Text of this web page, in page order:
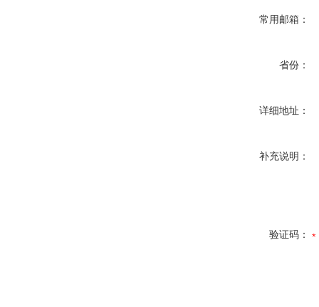
常用邮箱：
省份：
详细地址：
补充说明：
验证码：